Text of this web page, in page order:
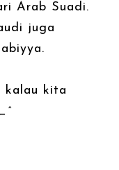
Arab Suadi.
juga
kalau kita